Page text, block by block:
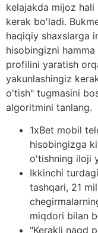
kelajakda mijoz
kerak bo'ladi.
haqiqiy shaxslarga
hisobingizni
profilini yaratish
yakunlashingiz
o'tish" tugmasini
algoritmini tanlang.
1xBet mobil
hisobingizga
o'tishning iloji
Ikkinchi
tashqari, 21
miqdori bilan
"Kerakli naqd